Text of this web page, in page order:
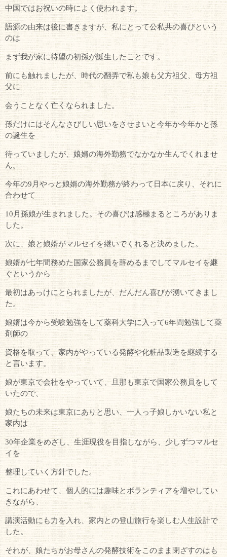
中国ではお祝いの時によく使われます。
語源の由来は後に書きますが、私にとって公私共の喜びという
のは
まず我が家に待望の初孫が誕生したことです。
前にも触れましたが、時代の翻弄で私も娘も父方祖父、母方祖
父に
会うことなく亡くなられました。
孫だけにはそんなさびしい思いをさせまいと今年か今年かと孫
の誕生を
待っていましたが、娘婿の海外勤務でなかなか生んでくれませ
ん。
今年の9月やっと娘婿の海外勤務が終わって日本に戻り、それに
合わせて
10月孫娘が生まれました。その喜びは感極まるところがありま
した。
次に、娘と娘婿がマルセイを継いでくれると決めました。
娘婿が七年間務めた国家公務員を辞めるまでしてマルセイを継
ぐというから
最初はあっけにとられましたが、だんだん喜びが湧いてきまし
た。
娘婿は今から受験勉強をして薬科大学に入って6年間勉強して薬
剤師の
資格を取って、家内がやっている発酵や化粧品製造を継続する
と言います。
娘が東京で会社をやっていて、旦那も東京で国家公務員をして
いたので、
娘たちの未来は東京にありと思い、一人っ子娘しかいない私と
家内は
30年企業をめざし、生涯現役を目指しながら、少しずつマルセ
イを
整理していく方針でした。
これにあわせて、個人的には趣味とボランティアを増やしてい
きながら、
講演活動にも力を入れ、家内との登山旅行を楽しむ人生設計で
した。
それが、娘たちがお母さんの発酵技術をこのまま閉ざすのはも